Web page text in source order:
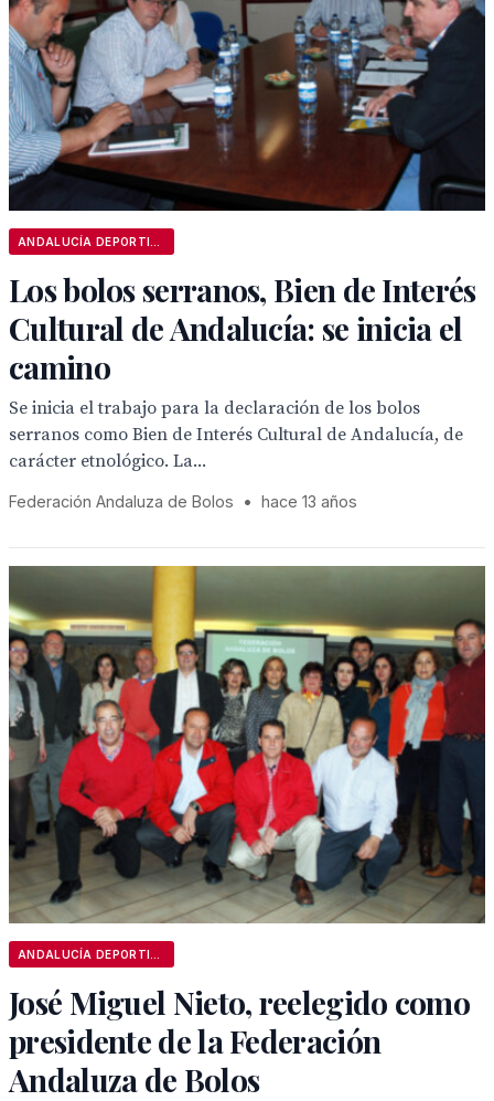
Los bolos serranos, Bien de Interés
Cultural de Andalucía: se inicia el
camino
Se inicia el trabajo para la declaración de los bolos
serranos como Bien de Interés Cultural de Andalucía, de
carácter etnológico. La...
Federación Andaluza de Bolos • hace 13 años
José Miguel Nieto, reelegido como
presidente de la Federación
Andaluza de Bolos